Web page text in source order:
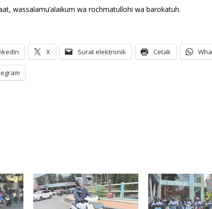
wassalamu’alaikum wa rochmatullohi wa barokatuh.
X Surat elektronik Cetak